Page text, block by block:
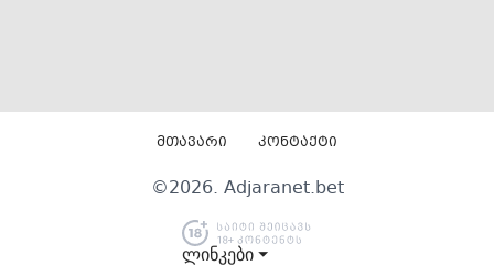
მთავარი კონტაქტი
ლინკები ⏷
©2026. Adjaranet.bet